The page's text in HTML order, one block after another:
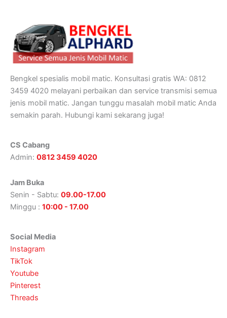
Bengkel spesialis mobil matic. Konsultasi gratis WA: 0812
3459 4020 melayani perbaikan dan service transmisi semua
jenis mobil matic. Jangan tunggu masalah mobil matic Anda
semakin parah. Hubungi kami sekarang juga!
CS Cabang
Admin: 0812 3459 4020
Jam Buka
Senin - Sabtu: 09.00-17.00
Minggu : 10:00 - 17.00
Social Media
Instagram
TikTok
Youtube
Pinterest
Threads